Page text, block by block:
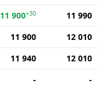
11 900+30
11 990
11 900
12 010
11 940
12 010
-
-